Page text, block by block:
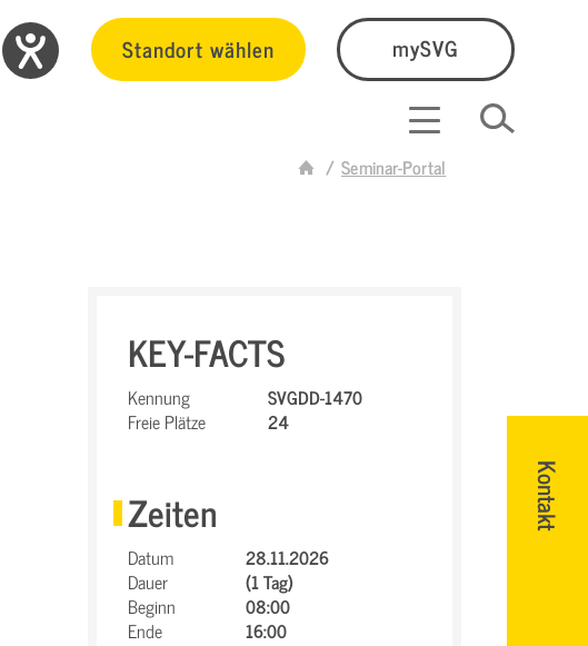
Standort wählen mySVG
Seminar-Portal
Kontakt
KEY-FACTS
Kennung
SVGDD-1470
Freie Plätze
24
Zeiten
Datum
28.11.2026
Dauer
(1 Tag)
Beginn
08:00
Ende
16:00